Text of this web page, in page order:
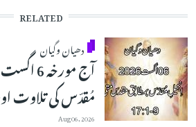
RELATED
دھیان وگیان
مُقدّس کی تلاوت
Aug 06, 2026